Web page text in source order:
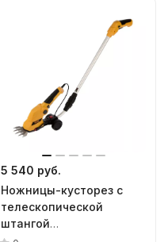
5 540 руб.
Ножницы-кусторез с
телескопической
штангой